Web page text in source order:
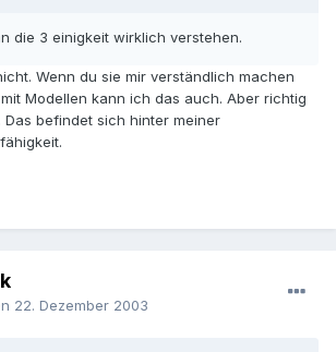
die 3 einigkeit wirklich verstehen.
Wenn du sie mir verständlich machen
Modellen kann ich das auch. Aber richtig
Das befindet sich hinter meiner
22. Dezember 2003